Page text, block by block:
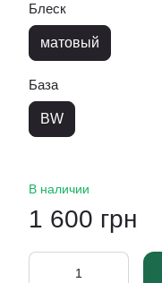
Блеск
матовый
База
BW
В наличии
1 600 грн